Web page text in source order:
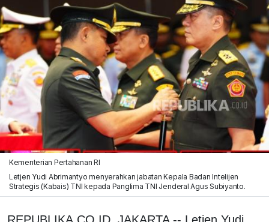
Kementerian Pertahanan RI
Letjen Yudi Abrimantyo menyerahkan jabatan Kepala Badan Intelijen
Strategis (Kabais) TNI kepada Panglima TNI Jenderal Agus Subiyanto.